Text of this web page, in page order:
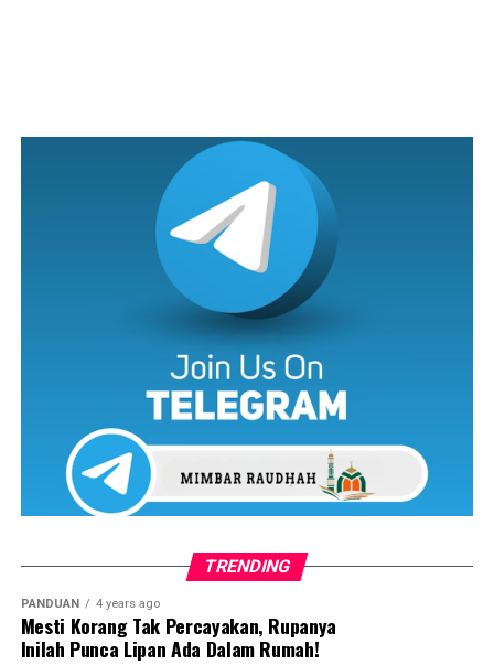
“Seorang kru rumah bot berkenaan mengambil tindakan
pntas trjun ke dalam tasik tersebut bagi menyeIamatkan
mngsa,” katanya ketika ditemui di PangkaIan Gawi di sini
Rohaimi berkata, Muhammad Al Fateh berjaya ditemui
dalam temp0h 10 minit dalam keadaan tldak se.darkan
diri sebeIum diberi bntuan penfasan.
TRENDING
PANDUAN 4 years ago
Mesti Korang Tak Percayakan, Rupanya
Inilah Punca Lipan Ada Dalam Rumah!